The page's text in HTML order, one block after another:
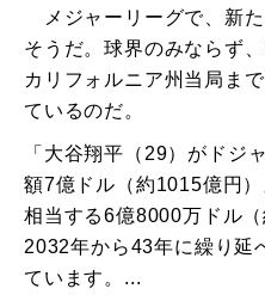
メジャーリーグで、新
そうだ。球界のみならず
カリフォルニア州当局ま
ているのだ。
「大谷翔平（29）がドジ
額7億ドル（約1015億円
相当する6億8000万ドル
2032年から43年に繰り延
ています。...